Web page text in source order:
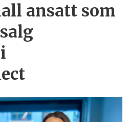
ansatt som